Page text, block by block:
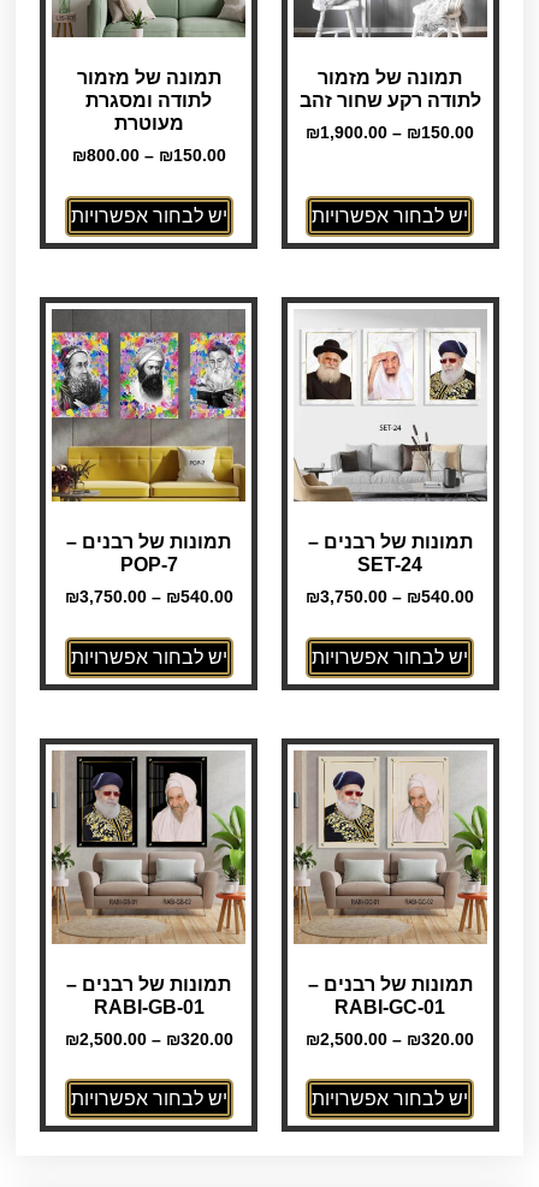
תמונה של מזמור
לתודה רקע שחור זהב
₪150.00
–
₪1,900.00
יש לבחור אפשרויות
תמונה של מזמור
לתודה ומסגרת
מעוטרת
₪150.00
–
₪800.00
יש לבחור אפשרויות
תמונות של רבנים –
SET-24
₪540.00
–
₪3,750.00
יש לבחור אפשרויות
תמונות של רבנים –
POP-7
₪540.00
–
₪3,750.00
יש לבחור אפשרויות
תמונות של רבנים –
RABI-GC-01
₪320.00
–
₪2,500.00
יש לבחור אפשרויות
תמונות של רבנים –
RABI-GB-01
₪320.00
–
₪2,500.00
יש לבחור אפשרויות